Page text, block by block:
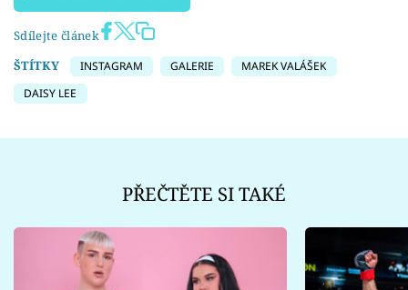
Sdílejte článek
ŠTÍTKY
INSTAGRAM GALERIE
MAREK VALÁŠEK
DAISY LEE
PŘEČTĚTE SI TAKÉ